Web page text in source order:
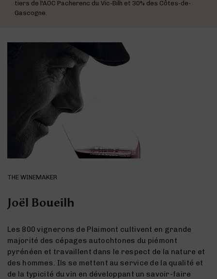
tiers de l'AOC Pacherenc du Vic-Bilh et 30% des Côtes-de-
Gascogne.
THE WINEMAKER
Joël Boueilh
Les 800 vignerons de Plaimont cultivent en grande
majorité des cépages autochtones du piémont
pyrénéen et travaillent dans le respect de la nature et
des hommes. Ils se mettent au service de la qualité et
de la typicité du vin en développant un savoir-faire